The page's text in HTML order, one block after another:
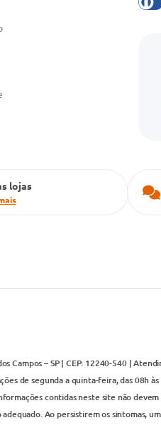
lojas
Campos – SP | CEP: 12240-540 |
de segunda a quinta-feira, das 08h
contidas neste site não
Ao persistirem os sintomas,